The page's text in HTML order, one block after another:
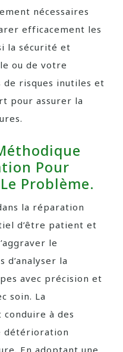
nécessaires
efficacement les
la sécurité et
ou de votre
risques inutiles et
pour assurer la
Pour
Problème.
la réparation
d’être patient et
le
d’analyser la
avec précision et
soin. La
à des
détérioration
En adoptant une